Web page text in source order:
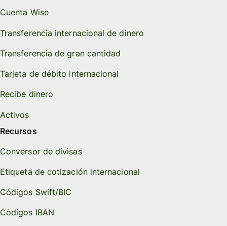
Cuenta Wise
Transferencia internacional de dinero
Transferencia de gran cantidad
Tarjeta de débito internacional
Recibe dinero
Activos
Recursos
Conversor de divisas
Etiqueta de cotización internacional
Códigos Swift/BIC
Códigos IBAN